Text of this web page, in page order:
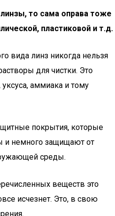
то сама оправа тоже
пластиковой и т.д.
вида линз никогда нельзя
для чистки. Это
уксуса, аммиака и тому
покрытия, которые
и немного защищают от
среды.
веществ это
исчезнет. Это, в свою